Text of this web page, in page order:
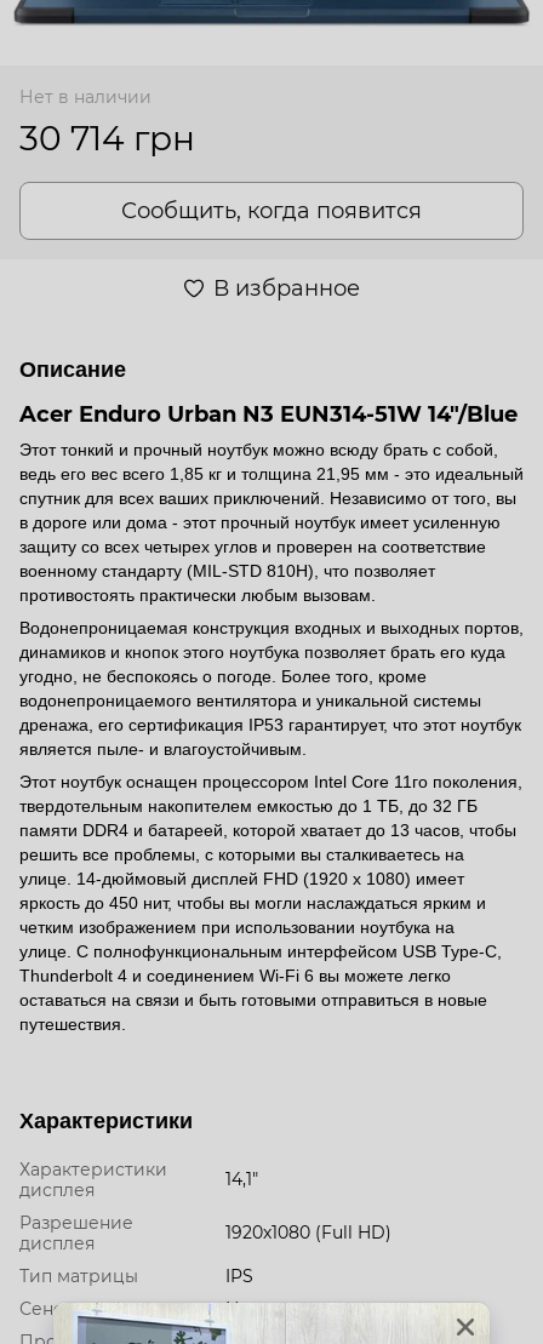
Нет в наличии
30 714 грн
Сообщить, когда появится
В избранное
Описание
Acer Enduro Urban N3 EUN314-51W 14"/Blue
Этот тонкий и прочный ноутбук можно всюду брать с собой,
ведь его вес всего 1,85 кг и толщина 21,95 мм - это идеальный
спутник для всех ваших приключений. Независимо от того, вы
в дороге или дома - этот прочный ноутбук имеет усиленную
защиту со всех четырех углов и проверен на соответствие
военному стандарту (MIL-STD 810H), что позволяет
противостоять практически любым вызовам.
Водонепроницаемая конструкция входных и выходных портов,
динамиков и кнопок этого ноутбука позволяет брать его куда
угодно, не беспокоясь о погоде. Более того, кроме
водонепроницаемого вентилятора и уникальной системы
дренажа, его сертификация IP53 гарантирует, что этот ноутбук
является пыле- и влагоустойчивым.
Этот ноутбук оснащен процессором Intel Core 11го поколения,
твердотельным накопителем емкостью до 1 ТБ, до 32 ГБ
памяти DDR4 и батареей, которой хватает до 13 часов, чтобы
решить все проблемы, с которыми вы сталкиваетесь на
улице. 14-дюймовый дисплей FHD (1920 x 1080) имеет
яркость до 450 нит, чтобы вы могли наслаждаться ярким и
четким изображением при использовании ноутбука на
улице. С полнофункциональным интерфейсом USB Type-C,
Thunderbolt 4 и соединением Wi-Fi 6 вы можете легко
оставаться на связи и быть готовыми отправиться в новые
путешествия.
Характеристики
Характеристики
дисплея
14,1"
Разрешение
дисплея
1920х1080 (Full HD)
Тип матрицы
IPS
Сенсорный экран
Нет